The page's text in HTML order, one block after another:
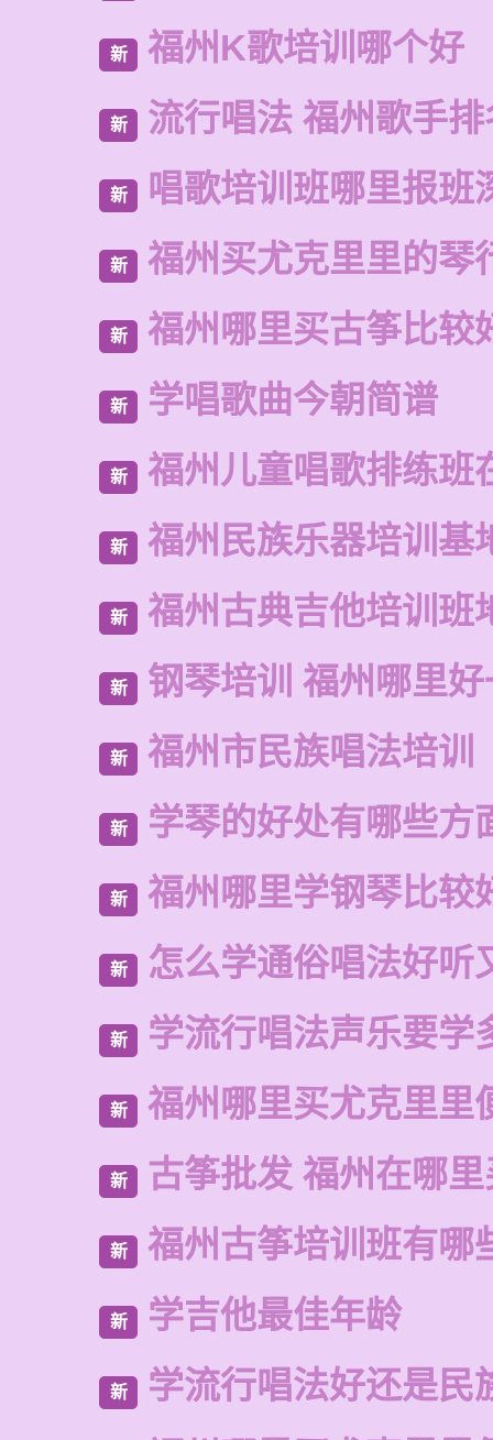
新 福州K歌培训哪个好
新 流行唱法 福州歌手排
新 唱歌培训班哪里报班
新 福州买尤克里里的琴
新 福州哪里买古筝比较
新 学唱歌曲今朝简谱
新 福州儿童唱歌排练班
新 福州民族乐器培训基
新 福州古典吉他培训班
新 钢琴培训 福州哪里
新 福州市民族唱法培训
新 学琴的好处有哪些方
新 福州哪里学钢琴比较
新 怎么学通俗唱法好听
新 学流行唱法声乐要学
新 福州哪里买尤克里里
新 古筝批发 福州在哪
新 福州古筝培训班有哪
新 学吉他最佳年龄
新 学流行唱法好还是民